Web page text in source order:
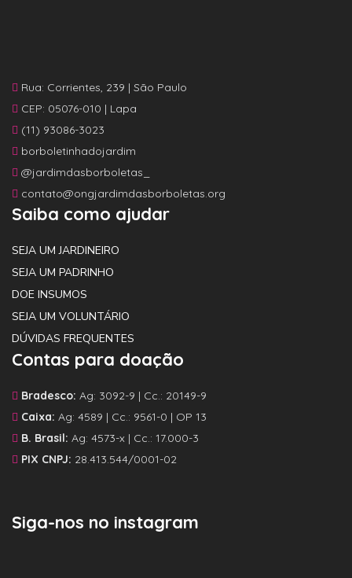
Rua: Corrientes, 239 | São Paulo
CEP: 05076-010 | Lapa
(11) 93086-3023
borboletinhadojardim
@jardimdasborboletas_
contato@ongjardimdasborboletas.org
Saiba como ajudar
SEJA UM JARDINEIRO
SEJA UM PADRINHO
DOE INSUMOS
SEJA UM VOLUNTÁRIO
DÚVIDAS FREQUENTES
Contas para doação
Bradesco: Ag: 3092-9 | Cc.: 20149-9
Caixa: Ag: 4589 | Cc.: 9561-0 | OP 13
B. Brasil: Ag: 4573-x | Cc.: 17.000-3
PIX CNPJ: 28.413.544/0001-02
Siga-nos no instagram